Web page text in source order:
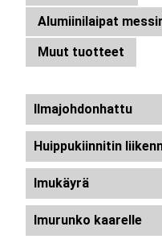
Alumiinilaipat
Muut tuotteet
Ilmajohdonhattu
Huippukiinnitin
Imukäyrä
Imurunko kaarelle